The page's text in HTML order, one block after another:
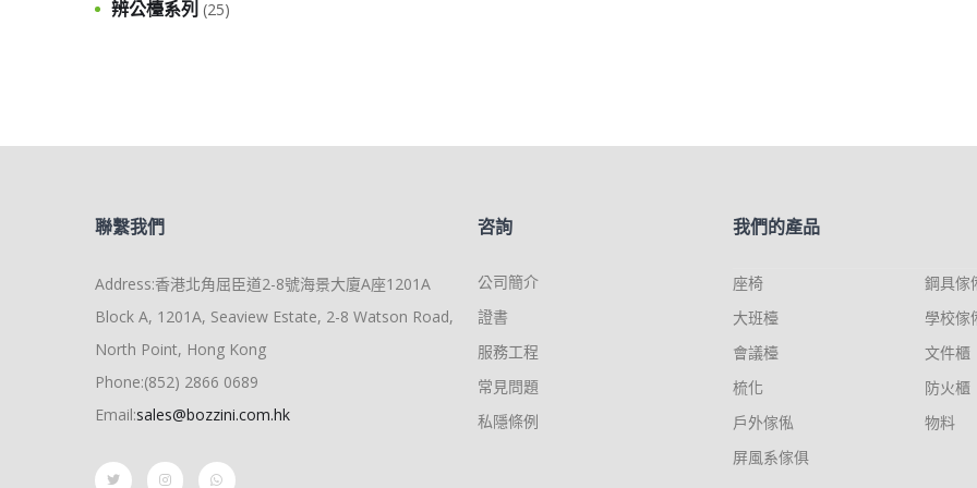
辨公檯系列 (25)
聯繫我們
Address:香港北角屈臣道2-8號海景大廈A座1201A
Block A, 1201A, Seaview Estate, 2-8 Watson Road,
North Point, Hong Kong
Phone:(852) 2866 0689
Email:sales@bozzini.com.hk
咨詢
公司簡介
證書
服務工程
常見問題
私隱條例
我們的產品
座椅
大班檯
會議檯
梳化
戶外傢俬
屏風系傢俱
鋼具傢
學校傢
文件櫃
防火櫃
物料